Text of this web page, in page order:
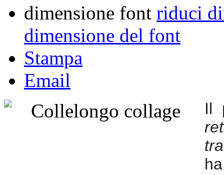
dimensione font riduci
dimensione del font
Stampa
Email
Il